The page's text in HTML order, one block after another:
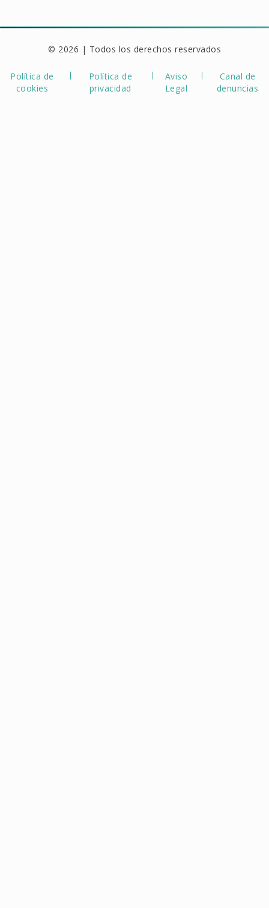
© 2026 | Todos los derechos reservados
Política de
cookies
Política de
privacidad
Aviso
Legal
Canal de
denuncias